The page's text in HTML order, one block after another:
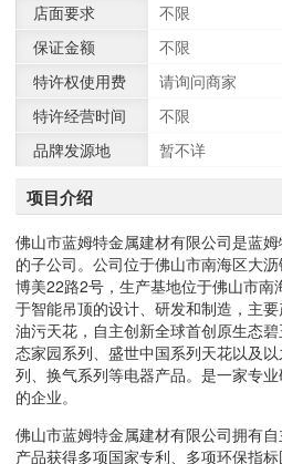
店面要求
不限
保证金额
不限
特许权使用费
请询问商家
特许经营时间
不限
品牌发源地
暂不详
项目介绍
佛山市蓝姆特金属建材有限公司是蓝
的子公司。公司位于佛山市南海区大
博美22路2号，生产基地位于佛山市南
于智能吊顶的设计、研发和制造，主
油污天花，自主创新全球首创原生态
态家园系列、盛世中国系列天花以及
列、换气系列等电器产品。是一家专
的企业。
佛山市蓝姆特金属建材有限公司拥有
产品获得多项国家专利、多项环保指